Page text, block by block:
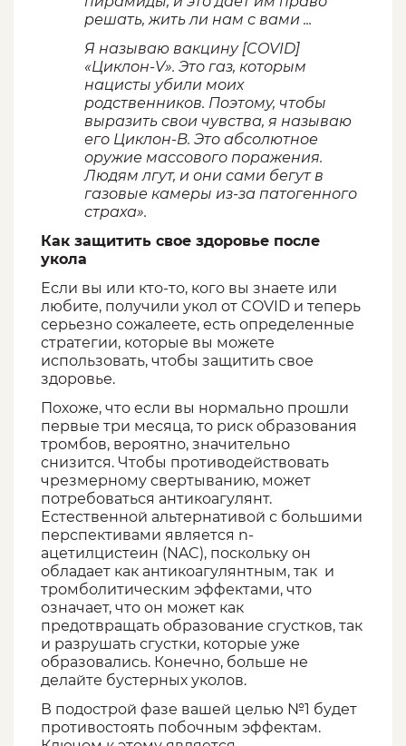
решать, жить ли нам с вами ...
Я называю вакцину [COVID]
«Циклон-V». Это газ, которым
нацисты убили моих
родственников. Поэтому, чтобы
выразить свои чувства, я называю
его Циклон-В. Это абсолютное
оружие массового поражения.
Людям лгут, и они сами бегут в
газовые камеры из-за патогенного
страха».
Как защитить свое здоровье после
укола
Если вы или кто-то, кого вы знаете или
любите, получили укол от COVID и теперь
серьезно сожалеете, есть определенные
стратегии, которые вы можете
использовать, чтобы защитить свое
здоровье.
Похоже, что если вы нормально прошли
первые три месяца, то риск образования
тромбов, вероятно, значительно
снизится. Чтобы противодействовать
чрезмерному свертыванию, может
потребоваться антикоагулянт.
Естественной альтернативой с большими
перспективами является n-
ацетилцистеин (NAC), поскольку он
обладает как антикоагулянтным, так и
тромболитическим эффектами, что
означает, что он может как
предотвращать образование сгустков, так
и разрушать сгустки, которые уже
образовались. Конечно, больше не
делайте бустерных уколов.
В подострой фазе вашей целью №1 будет
противостоять побочным эффектам.